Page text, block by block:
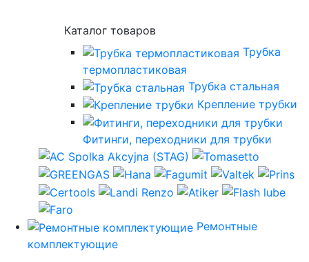
Каталог товаров
Трубка
термопластиковая
Трубка стальная
Крепление трубки
Фитинги, переходники для трубки
Ремонтные
комплектующие